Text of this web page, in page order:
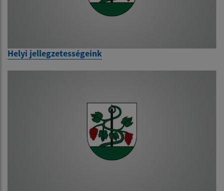
Helyi jellegzetességeink